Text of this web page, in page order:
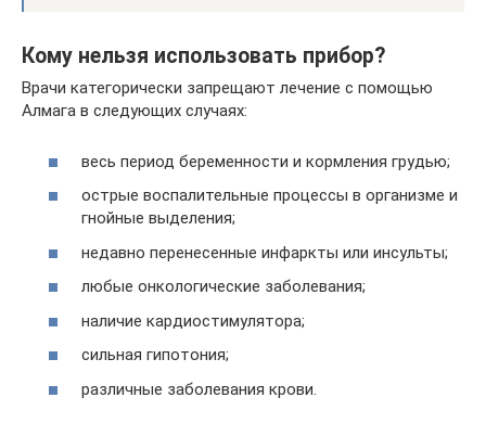
Кому нельзя использовать прибор?
Врачи категорически запрещают лечение с помощью
Алмага в следующих случаях:
весь период беременности и кормления грудью;
острые воспалительные процессы в организме и
гнойные выделения;
недавно перенесенные инфаркты или инсульты;
любые онкологические заболевания;
наличие кардиостимулятора;
сильная гипотония;
различные заболевания крови.